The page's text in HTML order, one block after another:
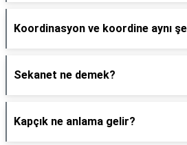
Koordinasyon ve koordine aynı
Sekanet ne demek?
Kapçık ne anlama gelir?